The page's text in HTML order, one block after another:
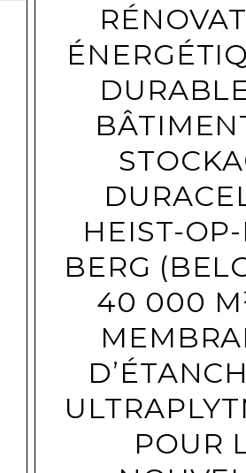
HEIST-
BERG
40 000
POUR